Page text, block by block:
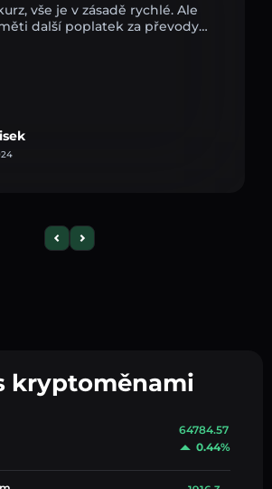
vše je v zásadě rychlé. Ale
další poplatek za převody…
kryptoměnami
64784.57
0.44%